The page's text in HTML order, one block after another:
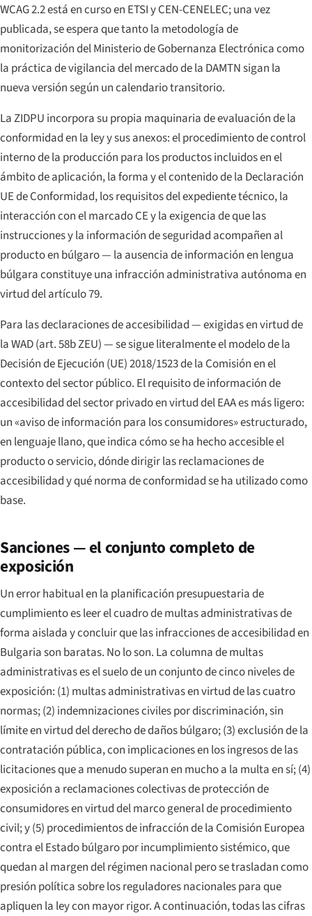
WCAG 2.2 está en curso en ETSI y CEN-CENELEC; una vez
publicada, se espera que tanto la metodología de
monitorización del Ministerio de Gobernanza Electrónica como
la práctica de vigilancia del mercado de la DAMTN sigan la
nueva versión según un calendario transitorio.
La ZIDPU incorpora su propia maquinaria de evaluación de la
conformidad en la ley y sus anexos: el procedimiento de control
interno de la producción para los productos incluidos en el
ámbito de aplicación, la forma y el contenido de la Declaración
UE de Conformidad, los requisitos del expediente técnico, la
interacción con el marcado CE y la exigencia de que las
instrucciones y la información de seguridad acompañen al
producto en búlgaro — la ausencia de información en lengua
búlgara constituye una infracción administrativa autónoma en
virtud del artículo 79.
Para las declaraciones de accesibilidad — exigidas en virtud de
la WAD (art. 58b ZEU) — se sigue literalmente el modelo de la
Decisión de Ejecución (UE) 2018/1523 de la Comisión en el
contexto del sector público. El requisito de información de
accesibilidad del sector privado en virtud del EAA es más ligero:
un «aviso de información para los consumidores» estructurado,
en lenguaje llano, que indica cómo se ha hecho accesible el
producto o servicio, dónde dirigir las reclamaciones de
accesibilidad y qué norma de conformidad se ha utilizado como
base.
Sanciones — el conjunto completo de
exposición
Un error habitual en la planificación presupuestaria de
cumplimiento es leer el cuadro de multas administrativas de
forma aislada y concluir que las infracciones de accesibilidad en
Bulgaria son baratas. No lo son. La columna de multas
administrativas es el suelo de un conjunto de cinco niveles de
exposición: (1) multas administrativas en virtud de las cuatro
normas; (2) indemnizaciones civiles por discriminación, sin
límite en virtud del derecho de daños búlgaro; (3) exclusión de la
contratación pública, con implicaciones en los ingresos de las
licitaciones que a menudo superan en mucho a la multa en sí; (4)
exposición a reclamaciones colectivas de protección de
consumidores en virtud del marco general de procedimiento
civil; y (5) procedimientos de infracción de la Comisión Europea
contra el Estado búlgaro por incumplimiento sistémico, que
quedan al margen del régimen nacional pero se trasladan como
presión política sobre los reguladores nacionales para que
apliquen la ley con mayor rigor. A continuación, todas las cifras